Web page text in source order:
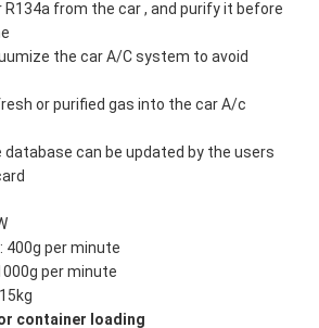
R134a from the car , and purify it before
the car A/C system to avoid
or purified gas into the car A/c
database can be updated by the users
400g per minute
per minute
container loading